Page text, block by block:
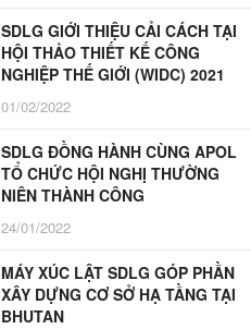
SDLG GIỚI THIỆU CẢI CÁCH TẠI
HỘI THẢO THIẾT KẾ CÔNG
NGHIỆP THẾ GIỚI (WIDC) 2021
01/02/2022
SDLG ĐỒNG HÀNH CÙNG APOL
TỔ CHỨC HỘI NGHỊ THƯỜNG
NIÊN THÀNH CÔNG
24/01/2022
MÁY XÚC LẬT SDLG GÓP PHẦN
XÂY DỰNG CƠ SỞ HẠ TẦNG TẠI
BHUTAN